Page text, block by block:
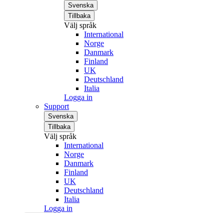
Svenska
Tillbaka
Välj språk
International
Norge
Danmark
Finland
UK
Deutschland
Italia
Logga in
Support
Svenska
Tillbaka
Välj språk
International
Norge
Danmark
Finland
UK
Deutschland
Italia
Logga in